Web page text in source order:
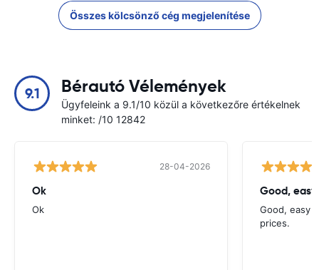
Összes kölcsönző cég megjelenítése
9.1 Bérautó Vélemények
Ügyfeleink a 9.1/10 közül a következőre értékelnek
minket: /10 12842
28-04-2026
Ok
Ok
Good,
Good, easy
prices.